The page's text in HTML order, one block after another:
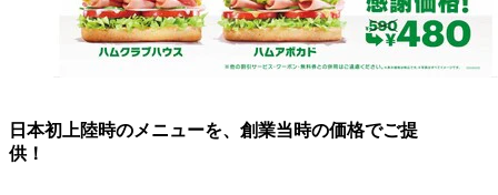
日本初上陸時のメニューを、創業当時の価格でご提
供！